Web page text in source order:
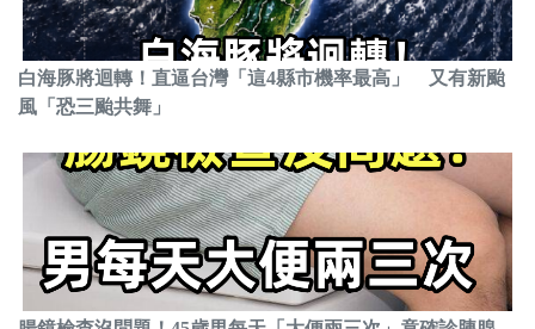
白海豚將迴轉！直逼台灣「這4縣市機率最高」 又有新颱
風「恐三颱共舞」